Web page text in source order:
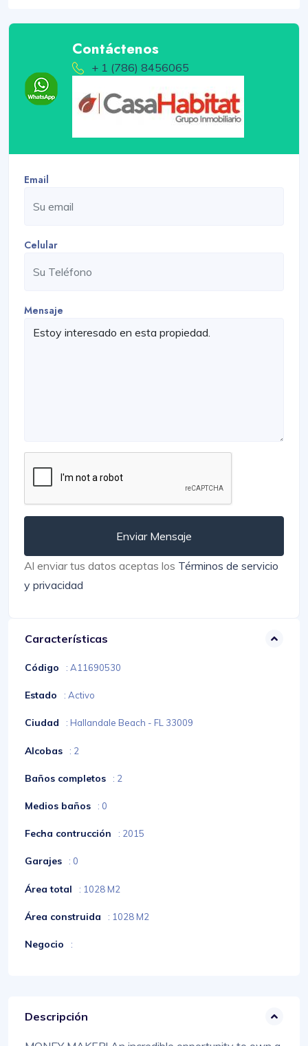
Contáctenos
+ 1 (786) 8456065
Email
Celular
Mensaje
Enviar Mensaje
Al enviar tus datos aceptas los Términos de servicio
y privacidad
Características
Código : A11690530
Estado : Activo
Ciudad : Hallandale Beach - FL 33009
Alcobas : 2
Baños completos : 2
Medios baños : 0
Fecha contrucción : 2015
Garajes : 0
Área total : 1028 M2
Área construida : 1028 M2
Negocio :
Descripción